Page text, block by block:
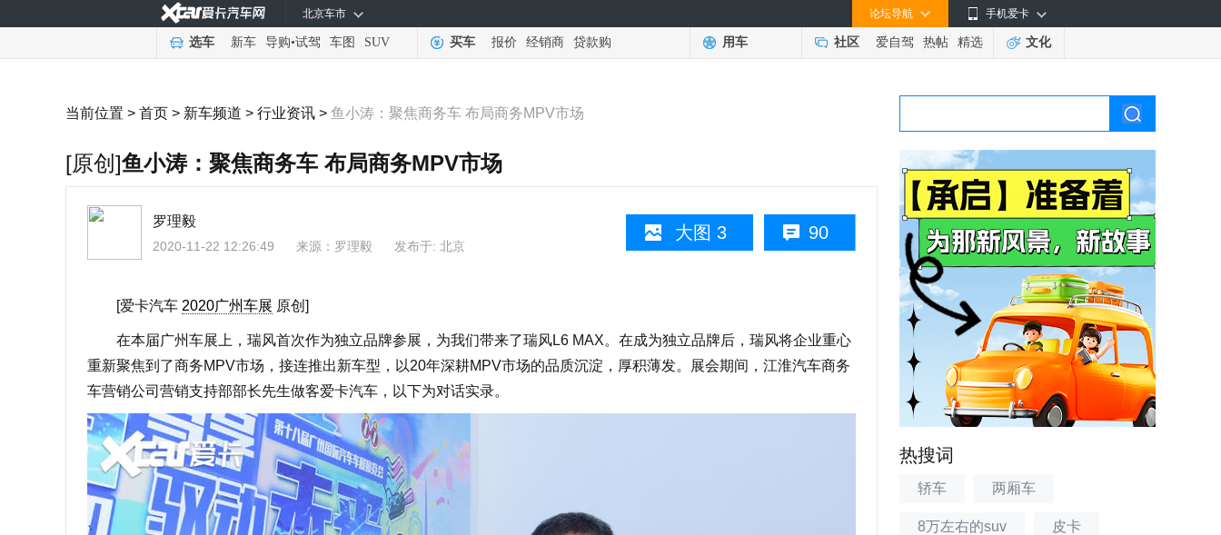
手机爱卡
论坛导航
北京车市
选车 新车 导购•试驾 车图 SUV 买车 报价 经销商 贷款购 用车 社区 爱自驾 热帖 精选 文化
当前位置 > 首页 > 新车频道 > 行业资讯 > 鱼小涛：聚焦商务车 布局商务MPV市场
[原创]鱼小涛：聚焦商务车 布局商务MPV市场
90
大图 3
罗理毅
2020-11-22 12:26:49 来源： 罗理毅 发布于: 北京
[爱卡汽车 2020广州车展 原创]
在本届广州车展上，瑞风首次作为独立品牌参展，为我们带来了瑞风L6 MAX。在成为独立品牌后，瑞风将企业重心
重新聚焦到了商务MPV市场，接连推出新车型，以20年深耕MPV市场的品质沉淀，厚积薄发。展会期间，江淮汽车商务
车营销公司营销支持部部长先生做客爱卡汽车，以下为对话实录。
热搜词
轿车 两厢车
8万左右的suv 皮卡